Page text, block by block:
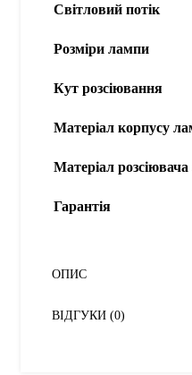
Світловий потік
Розміри лампи
Кут розсіювання
Матеріал корпусу
Матеріал
Гарантія
ОПИС
ВІДГУКИ (0)